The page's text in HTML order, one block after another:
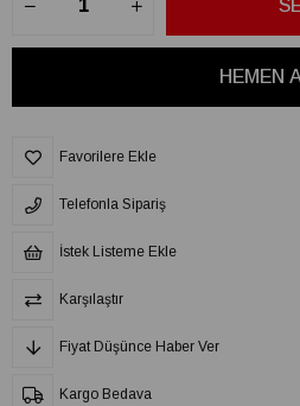
Favorilere Ekle
Telefonla Sipariş
İstek Listeme Ekle
Karşılaştır
Fiyat Düşünce Haber Ver
Kargo Bedava